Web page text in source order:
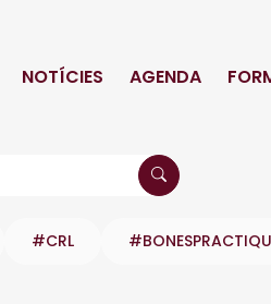
NOTÍCIES AGENDA
#CRL